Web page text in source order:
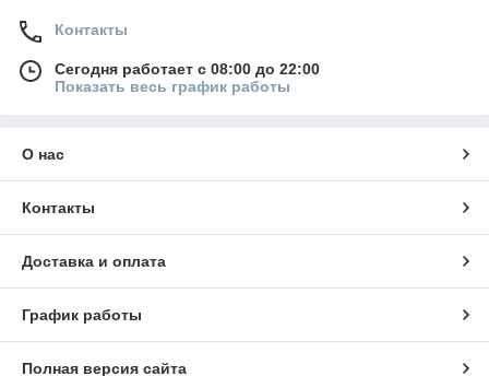
Контакты
Сегодня работает с 08:00 до 22:00
Показать весь график работы
О нас
Контакты
Доставка и оплата
График работы
Полная версия сайта